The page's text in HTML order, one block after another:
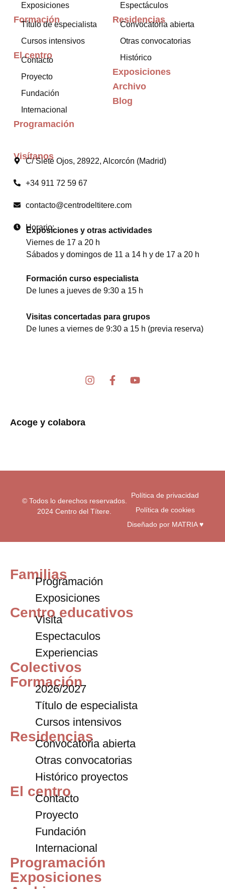
Visítanos
C/ Siete Ojos, 28922, Alcorcón (Madrid)
+34 911 72 59 67
contacto@centrodeltitere.com
Horario:
Exposiciones y otras actividades
Viernes de 17 a 20 h
Sábados y domingos de 11 a 14 h y de 17 a 20 h
Formación curso especialista
De lunes a jueves de 9:30 a 15 h
Visitas concertadas para grupos
De lunes a viernes de 9:30 a 15 h (previa reserva)
I
F
f
Y
Exposiciones
Formación
Título de especialista
Cursos intensivos
El centro
Contacto
Proyecto
Fundación
Internacional
Programación
Espectáculos
Residencias
Convocatoria abierta
Otras convocatorias
Histórico
Exposiciones
Archivo
Blog
Acoge y colabora
© Todos lo derechos reservados.
2024 Centro del Títere.
Política de privacidad
Política de cookies
Diseñado por MATRIA ♥
Familias
Programación
Exposiciones
Centro educativos
Visita
Espectaculos
Experiencias
Colectivos
Formación
2026/2027
Título de especialista
Cursos intensivos
Residencias
Convocatoria abierta
Otras convocatorias
Histórico proyectos
El centro
Contacto
Proyecto
Fundación
Internacional
Programación
Exposiciones